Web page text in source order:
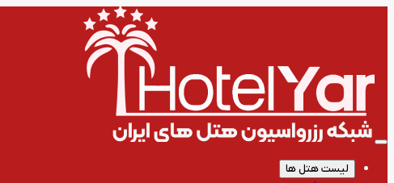
لیست هتل ها